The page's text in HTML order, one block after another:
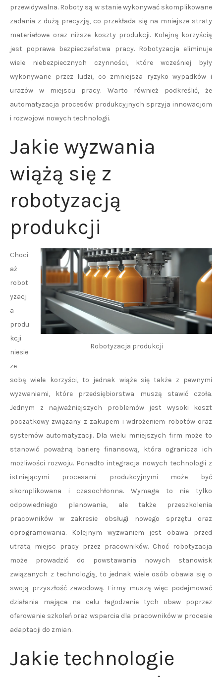
przewidywalna. Roboty są w stanie wykonywać skomplikowane
zadania z dużą precyzją, co przekłada się na mniejsze straty
materiałowe oraz niższe koszty produkcji. Kolejną korzyścią
jest poprawa bezpieczeństwa pracy. Robotyzacja eliminuje
wiele niebezpiecznych czynności, które wcześniej były
wykonywane przez ludzi, co zmniejsza ryzyko wypadków i
urazów w miejscu pracy. Warto również podkreślić, że
automatyzacja procesów produkcyjnych sprzyja innowacjom
i rozwojowi nowych technologii.
Jakie wyzwania
wiążą się z
robotyzacją
produkcji
Robotyzacja produkcji
Choci
aż
robot
yzacj
a
produ
kcji
niesie
ze
sobą wiele korzyści, to jednak wiąże się także z pewnymi
wyzwaniami, które przedsiębiorstwa muszą stawić czoła.
Jednym z najważniejszych problemów jest wysoki koszt
początkowy związany z zakupem i wdrożeniem robotów oraz
systemów automatyzacji. Dla wielu mniejszych firm może to
stanowić poważną barierę finansową, która ogranicza ich
możliwości rozwoju. Ponadto integracja nowych technologii z
istniejącymi procesami produkcyjnymi może być
skomplikowana i czasochłonna. Wymaga to nie tylko
odpowiedniego planowania, ale także przeszkolenia
pracowników w zakresie obsługi nowego sprzętu oraz
oprogramowania. Kolejnym wyzwaniem jest obawa przed
utratą miejsc pracy przez pracowników. Choć robotyzacja
może prowadzić do powstawania nowych stanowisk
związanych z technologią, to jednak wiele osób obawia się o
swoją przyszłość zawodową. Firmy muszą więc podejmować
działania mające na celu łagodzenie tych obaw poprzez
oferowanie szkoleń oraz wsparcia dla pracowników w procesie
adaptacji do zmian.
Jakie technologie